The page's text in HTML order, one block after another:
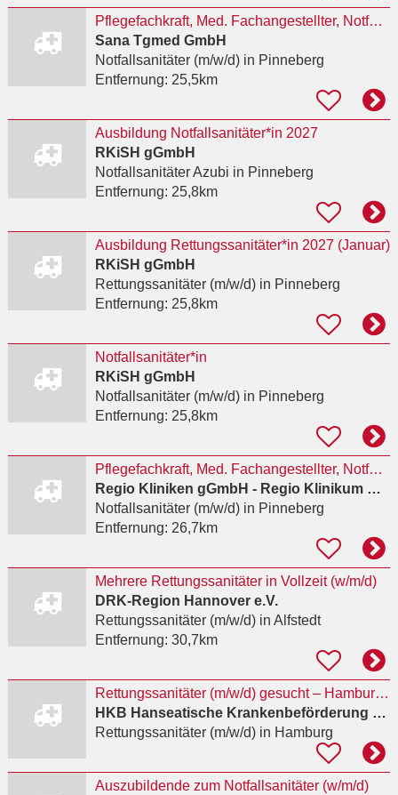
Pflegefachkraft, Med. Fachangestellter, Notfallsanitäter (m/w/d) Notfallambulanz Pinneberg
Sana Tgmed GmbH
Notfallsanitäter (m/w/d)in Pinneberg
Entfernung: 25,5km
Ausbildung Notfallsanitäter*in 2027
RKiSH gGmbH
Notfallsanitäter Azubi in Pinneberg
Entfernung: 25,8km
Ausbildung Rettungssanitäter*in 2027 (Januar)
RKiSH gGmbH
Rettungssanitäter (m/w/d)in Pinneberg
Entfernung: 25,8km
Notfallsanitäter*in
RKiSH gGmbH
Notfallsanitäter (m/w/d)in Pinneberg
Entfernung: 25,8km
Pflegefachkraft, Med. Fachangestellter, Notfallsanitäter (m/w/d) Notfallambulanz Pinneberg
Regio Kliniken gGmbH - Regio Klinikum Pinneberg
Notfallsanitäter (m/w/d)in Pinneberg
Entfernung: 26,7km
Mehrere Rettungssanitäter in Vollzeit (w/m/d)
DRK-Region Hannover e.V.
Rettungssanitäter (m/w/d)in Alfstedt
Entfernung: 30,7km
Rettungssanitäter (m/w/d) gesucht – Hamburg-Fuhlsbüttel
HKB Hanseatische Krankenbeförderung GmbH
Rettungssanitäter (m/w/d)in Hamburg
Auszubildende zum Notfallsanitäter (w/m/d)